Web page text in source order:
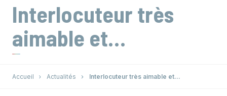
Assurance
Actualités
Interlocuteur très
aimable et…
Accueil Actualités Interlocuteur très aimable et…